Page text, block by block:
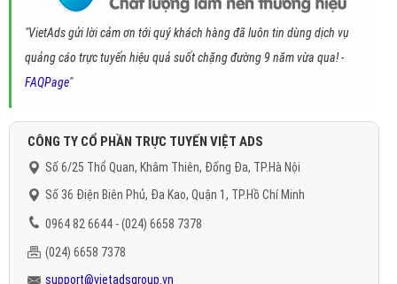
"VietAds gửi lời cảm ơn tới quý khách hàng đã luôn tin dùng dịch vụ
quảng cáo trực tuyến hiệu quả suốt chặng đường 9 năm vừa qua! -
FAQPage"
CÔNG TY CỔ PHẦN TRỰC TUYẾN VIỆT ADS
Số 6/25 Thổ Quan, Khâm Thiên, Đống Đa, TP.Hà Nội
Số 36 Điện Biên Phủ, Đa Kao, Quận 1, TP.Hồ Chí Minh
0964 82 6644 - (024) 6658 7378
(024) 6658 7378
support@vietadsgroup.vn